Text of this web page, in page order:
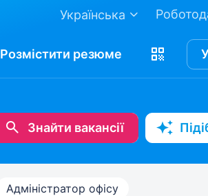
Українська
Розмістити резюме
Знайти вакансії
Адміністратор офісу